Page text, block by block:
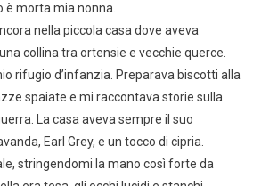
morta mia nonna.
nella piccola casa dove aveva
collina tra ortensie e vecchie querce.
rifugio d’infanzia. Preparava biscotti alla
spaiate e mi raccontava storie sulla
La casa aveva sempre il suo
Earl Grey, e un tocco di cipria.
stringendomi la mano così forte da